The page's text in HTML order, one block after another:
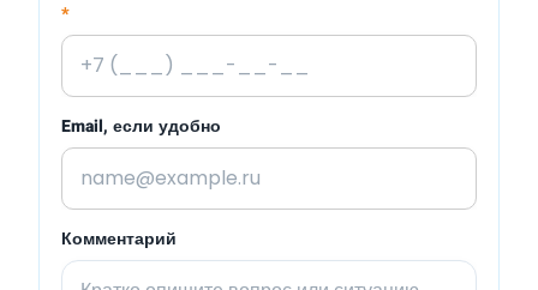
*
Email, если удобно
Комментарий